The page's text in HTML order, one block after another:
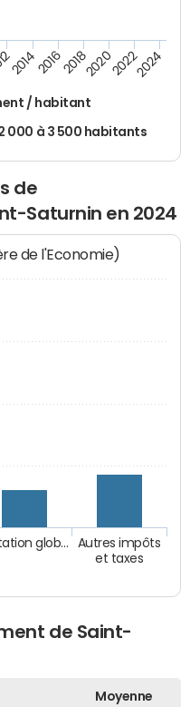
/ habitant
000 à 3 500 habitants
201420162018202020222024
de
Saturnin en 2024
de l'Economie)
Autres impôts
et taxes
glob…
de Saint-
Moyenne